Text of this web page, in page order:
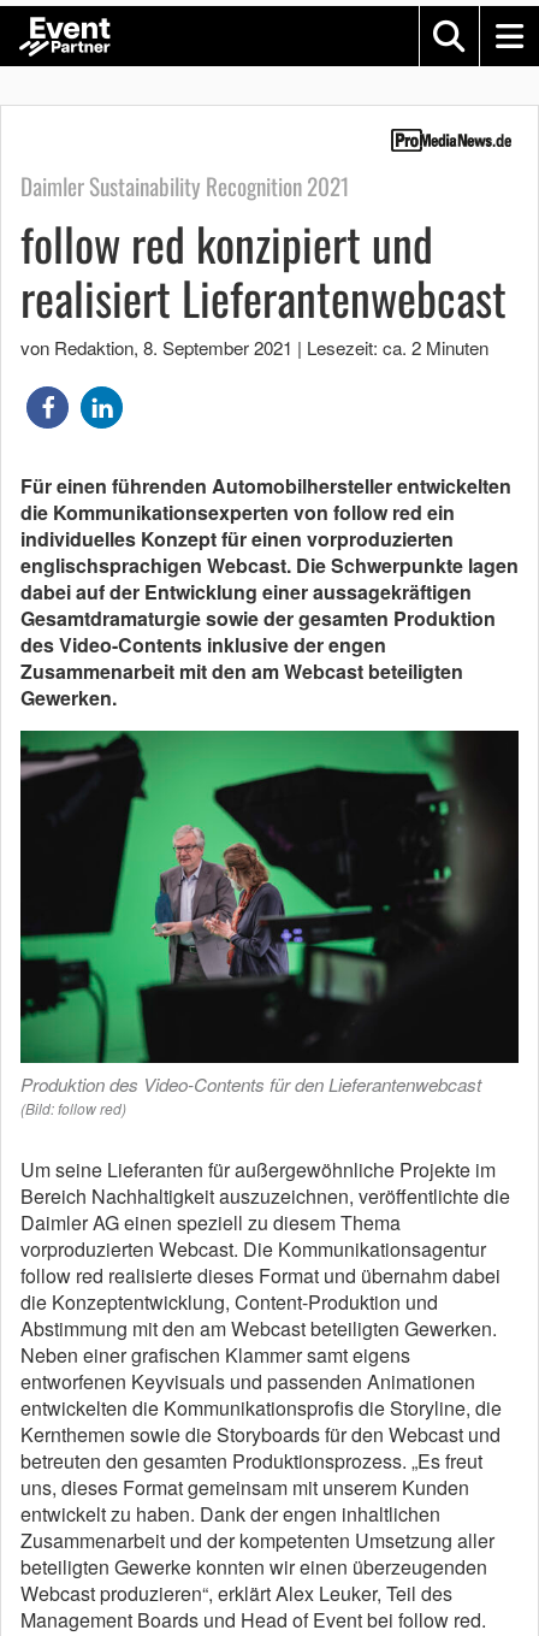
Daimler Sustainability Recognition 2021
follow red konzipiert und
realisiert Lieferantenwebcast
von Redaktion, 8. September 2021 | Lesezeit: ca. 2 Minuten
Für einen führenden Automobilhersteller entwickelten
die Kommunikationsexperten von follow red ein
individuelles Konzept für einen vorproduzierten
englischsprachigen Webcast. Die Schwerpunkte lagen
dabei auf der Entwicklung einer aussagekräftigen
Gesamtdramaturgie sowie der gesamten Produktion
des Video-Contents inklusive der engen
Zusammenarbeit mit den am Webcast beteiligten
Gewerken.
Produktion des Video-Contents für den Lieferantenwebcast
(Bild: follow red)
Um seine Lieferanten für außergewöhnliche Projekte im
Bereich Nachhaltigkeit auszuzeichnen, veröffentlichte die
Daimler AG einen speziell zu diesem Thema
vorproduzierten Webcast. Die Kommunikationsagentur
follow red realisierte dieses Format und übernahm dabei
die Konzeptentwicklung, Content-Produktion und
Abstimmung mit den am Webcast beteiligten Gewerken.
Neben einer grafischen Klammer samt eigens
entworfenen Keyvisuals und passenden Animationen
entwickelten die Kommunikationsprofis die Storyline, die
Kernthemen sowie die Storyboards für den Webcast und
betreuten den gesamten Produktionsprozess. „Es freut
uns, dieses Format gemeinsam mit unserem Kunden
entwickelt zu haben. Dank der engen inhaltlichen
Zusammenarbeit und der kompetenten Umsetzung aller
beteiligten Gewerke konnten wir einen überzeugenden
Webcast produzieren“, erklärt Alex Leuker, Teil des
Management Boards und Head of Event bei follow red.